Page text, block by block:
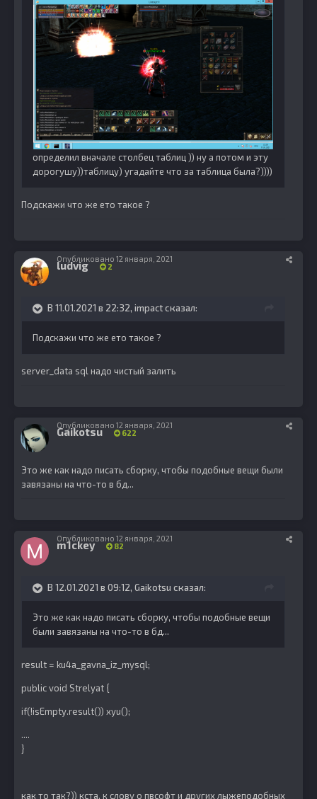
определил вначале столбец таблиц )) ну а потом и эту
дорогушу))таблицу) угадайте что за таблица была?))))
Подскажи что же ето такое ?
ludvig 2
Опубликовано 12 января, 2021
В 11.01.2021 в 22:32, impactсказал:
Подскажи что же ето такое ?
server_data sql надо чистый залить
Gaikotsu 622
Опубликовано 12 января, 2021
Это же как надо писать сборку, чтобы подобные вещи были
завязаны на что-то в бд...
m1ckey 82
Опубликовано 12 января, 2021
В 12.01.2021 в 09:12, Gaikotsu сказал:
Это же как надо писать сборку, чтобы подобные вещи
были завязаны на что-то в бд...
result = ku4a_gavna_iz_mysql;
public void Strelyat {
if(!isEmpty.result()) xyu();
....
}
как то так?)) кста, к слову о пвсофт и других лыжеподобных